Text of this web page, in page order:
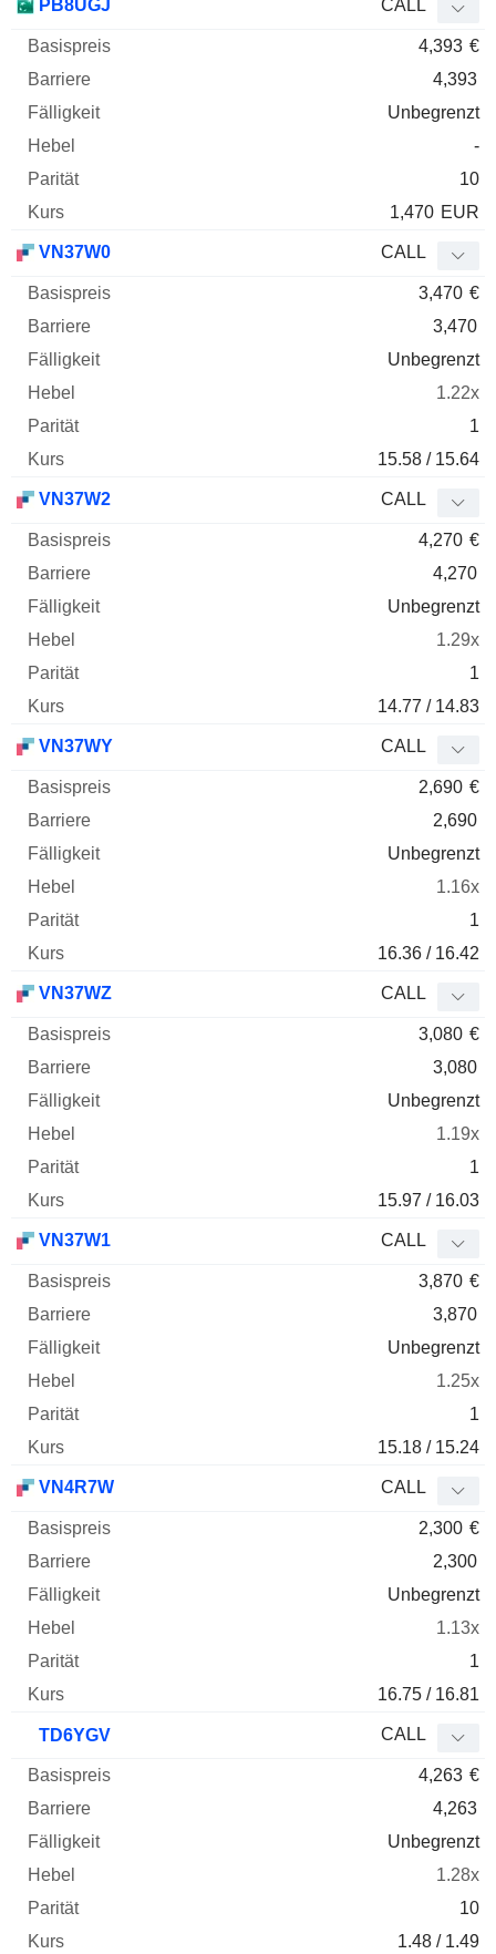
PB8UGJ CALL
4,393 €
4,393
Unbegrenzt
-
10
1,470 EUR
VN37W0 CALL
3,470 €
3,470
Unbegrenzt
1.22x
1
15.58 / 15.64
VN37W2 CALL
4,270 €
4,270
Unbegrenzt
1.29x
1
14.77 / 14.83
VN37WY CALL
2,690 €
2,690
Unbegrenzt
1.16x
1
16.36 / 16.42
VN37WZ CALL
3,080 €
3,080
Unbegrenzt
1.19x
1
15.97 / 16.03
VN37W1 CALL
3,870 €
3,870
Unbegrenzt
1.25x
1
15.18 / 15.24
VN4R7W CALL
2,300 €
2,300
Unbegrenzt
1.13x
1
16.75 / 16.81
TD6YGV CALL
4,263 €
4,263
Unbegrenzt
1.28x
10
1.48 / 1.49